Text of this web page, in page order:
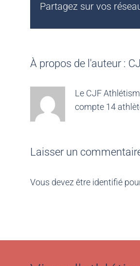
Partagez sur vos
À propos de l'auteur :
Le CJF
compte 14
Laisser un
Vous devez être identifié